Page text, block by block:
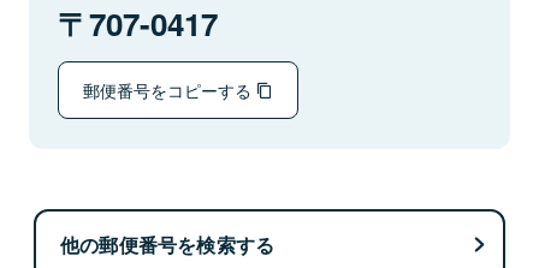
707-0417
郵便番号をコピーする
他の郵便番号を検索する